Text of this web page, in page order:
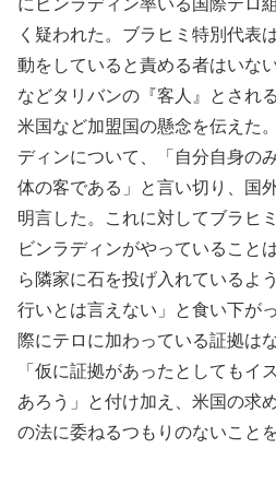
く疑われた。ブラヒミ特別代表
動をしていると責める者はいな
などタリバンの『客人』とされ
米国など加盟国の懸念を伝えた
ディンについて、「自分自身の
体の客である」と言い切り、国
明言した。これに対してブラヒ
ビンラディンがやっていること
ら隣家に石を投げ入れているよ
行いとは言えない」と食い下が
際にテロに加わっている証拠は
「仮に証拠があったとしてもイ
あろう」と付け加え、米国の求
の法に委ねるつもりのないこと